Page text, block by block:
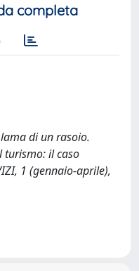
completa
di un rasoio.
turismo: il caso
1 (gennaio-aprile),